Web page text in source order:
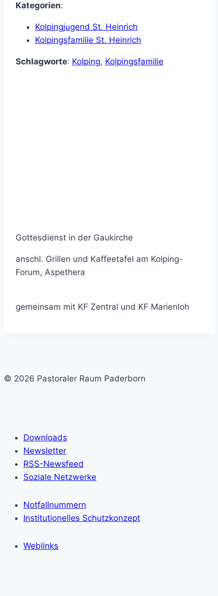
Kategorien:
Kolpingjugend St. Heinrich
Kolpingsfamilie St. Heinrich
Schlagworte: Kolping, Kolpingsfamilie
Gottesdienst in der Gaukirche
anschl. Grillen und Kaffeetafel am Kolping-
Forum, Aspethera
gemeinsam mit KF Zentral und KF Marienloh
© 2026 Pastoraler Raum Paderborn
Downloads
Newsletter
RSS-Newsfeed
Soziale Netzwerke
Notfallnummern
Institutionelles Schutzkonzept
Weblinks